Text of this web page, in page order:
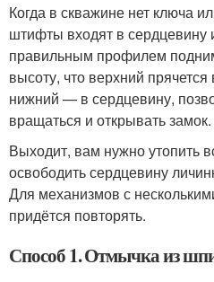
Когда в скважине нет ключа
штифты входят в сердцевину
правильным профилем
высоту, что верхний прячется
нижний — в сердцевину,
вращаться и открывать замок.
Выходит, вам нужно утопить
освободить сердцевину
Для механизмов с
придётся повторять.
Способ 1. Отмычка из